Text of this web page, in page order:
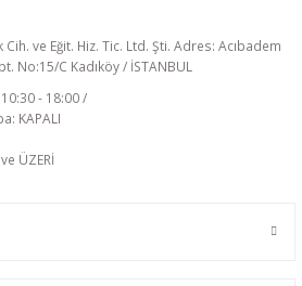
ve Eğit. Hiz. Tic. Ltd. Şti. Adres: Acıbadem
No:15/C Kadıköy / İSTANBUL
- 18:00 /
KAPALI
ÜZERİ